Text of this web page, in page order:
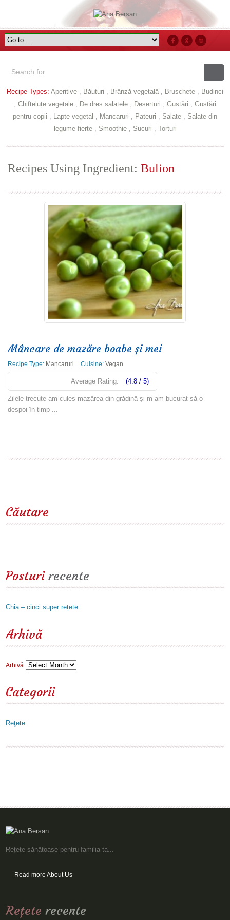
Recipe Types: Aperitive , Băuturi , Brânză vegetală , Bruschete , Budinci
, Chifteluțe vegetale , De dres salatele , Deserturi , Gustări , Gustări
pentru copii , Lapte vegetal , Mancaruri , Pateuri , Salate , Salate din
legume fierte, Smoothie, Sucuri , Torturi
Recipes Using Ingredient:Bulion
Mâncare de mazăre boabe şi mei
Recipe Type: Mancaruri Cuisine:Vegan
Average Rating: (4.8 / 5)
Zilele trecute am cules mazărea din grădină şi m-am bucurat să o
despoi în timp ...
Căutare
Posturirecente
Chia – cinci super rețete
Arhivă
Arhivă
Categorii
Reţete
Rețete sănătoase pentru familia ta...
Read more About Us
Reţete recente